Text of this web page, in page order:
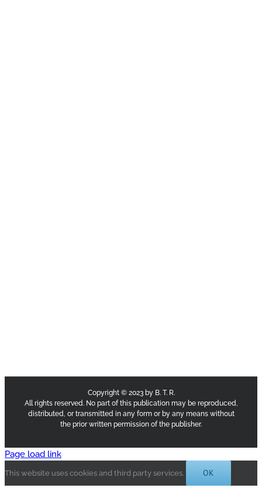
Copyright © 2023 by B. T. R.
All rights reserved. No part of this publication may be reproduced,
distributed, or transmitted in any form or by any means without
the prior written permission of the publisher.
Page load link
This website uses cookies and third party services. OK